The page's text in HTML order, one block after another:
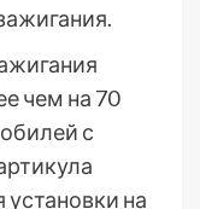
чем на 70
с
на